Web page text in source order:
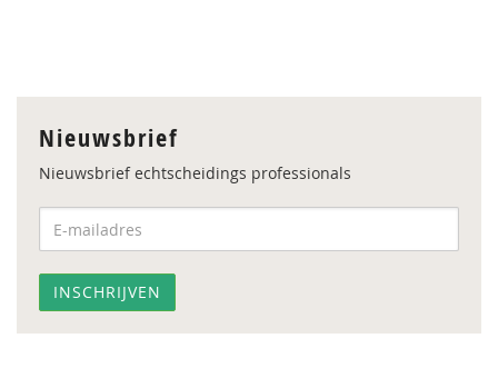
Nieuwsbrief
Nieuwsbrief echtscheidings professionals